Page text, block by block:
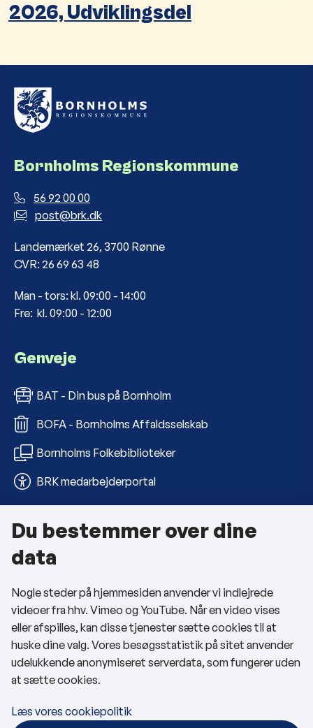
2026, Udviklingsdel
Bornholms Regionskommune
56 92 00 00
post@brk.dk
Landemærket 26, 3700 Rønne
CVR: 26 69 63 48
Man - tors: kl. 09:00 - 14:00
Fre: kl. 09:00 - 12:00
Genveje
BAT - Din bus på Bornholm
BOFA - Bornholms Affaldsselskab
Bornholms Folkebiblioteker
BRK medarbejderportal
Om kommunen
Kontakt os
Telefon- og åbningstider
Tilgængelighedserklæring
Privatlivspolitik
Cookies
Du bestemmer over dine
data
Nogle steder på hjemmesiden anvender vi indlejrede
videoer fra hhv. Vimeo og YouTube. Når en video vises
eller afspilles, kan disse tjenester sætte cookies til at
huske dine valg. Vores besøgsstatistik på sitet anvender
udelukkende anonymiseret serverdata, som fungerer uden
at sætte cookies.
Læs vores cookiepolitik